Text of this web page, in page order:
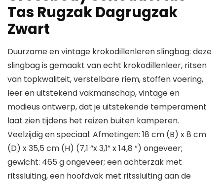
Tas Rugzak Dagrugzak
Zwart
Duurzame en vintage krokodillenleren slingbag: deze
slingbag is gemaakt van echt krokodillenleer, ritsen
van topkwaliteit, verstelbare riem, stoffen voering,
leer en uitstekend vakmanschap, vintage en
modieus ontwerp, dat je uitstekende temperament
laat zien tijdens het reizen buiten kamperen.
Veelzijdig en speciaal: Afmetingen: 18 cm (B) x 8 cm
(D) x 35,5 cm (H) (7,1 “x 3,1” x 14,8 “) ongeveer;
gewicht: 465 g ongeveer; een achterzak met
ritssluiting, een hoofdvak met ritssluiting aan de